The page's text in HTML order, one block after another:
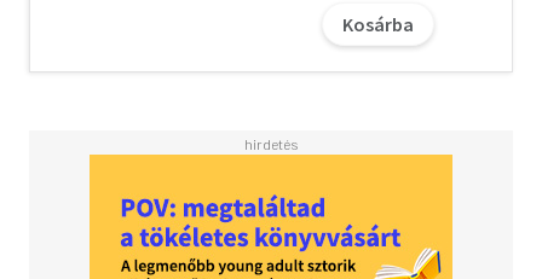
néznie a múltja szellemeivel. Mert valami ébredezik az
erdőben, valami halálos és könyörtelen, amely még a
Hollók varázslata és a House of Salt and Sorrows - Só és
gótikus. - Kirkus Reviews#
A letöltéssel kapcsolatos kérdésekreitttalálhat választ.
Kosárba